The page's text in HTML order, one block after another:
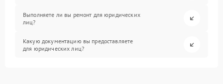
Выполняете ли вы ремонт для юридических
лиц?
Какую документацию вы предоставляете
для юридических лиц?